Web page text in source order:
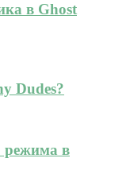
в Ghost
Dudes?
режима в